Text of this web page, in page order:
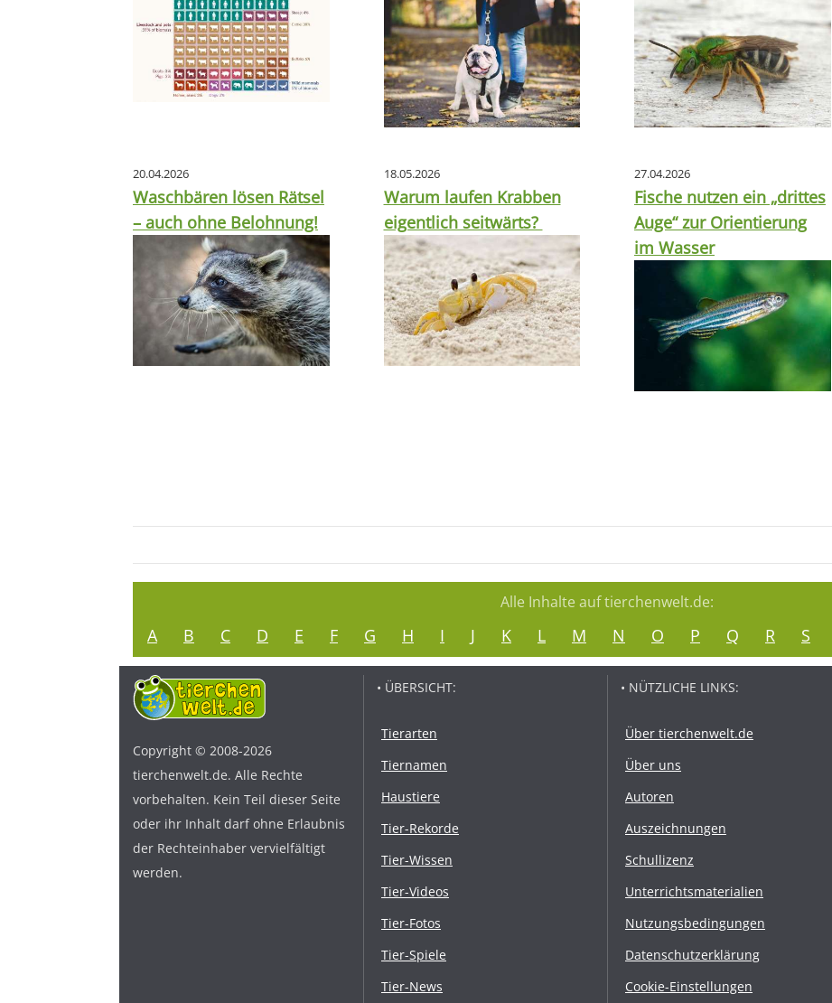
20.04.2026
Waschbären lösen Rätsel
– auch ohne Belohnung!
18.05.2026
Warum laufen Krabben
eigentlich seitwärts?
27.04.2026
Fische nutzen ein „drittes
Auge“ zur Orientierung
im Wasser
Alle Inhalte auf tierchenwelt.de:
A B C D E F G H I J K L M N O P Q R S
Copyright © 2008-2026
tierchenwelt.de. Alle Rechte
vorbehalten. Kein Teil dieser Seite
oder ihr Inhalt darf ohne Erlaubnis
der Rechteinhaber vervielfältigt
werden.
• ÜBERSICHT:
Tierarten
Tiernamen
Haustiere
Tier-Rekorde
Tier-Wissen
Tier-Videos
Tier-Fotos
Tier-Spiele
Tier-News
• NÜTZLICHE LINKS:
Über tierchenwelt.de
Über uns
Autoren
Auszeichnungen
Schullizenz
Unterrichtsmaterialien
Nutzungsbedingungen
Datenschutzerklärung
Cookie-Einstellungen